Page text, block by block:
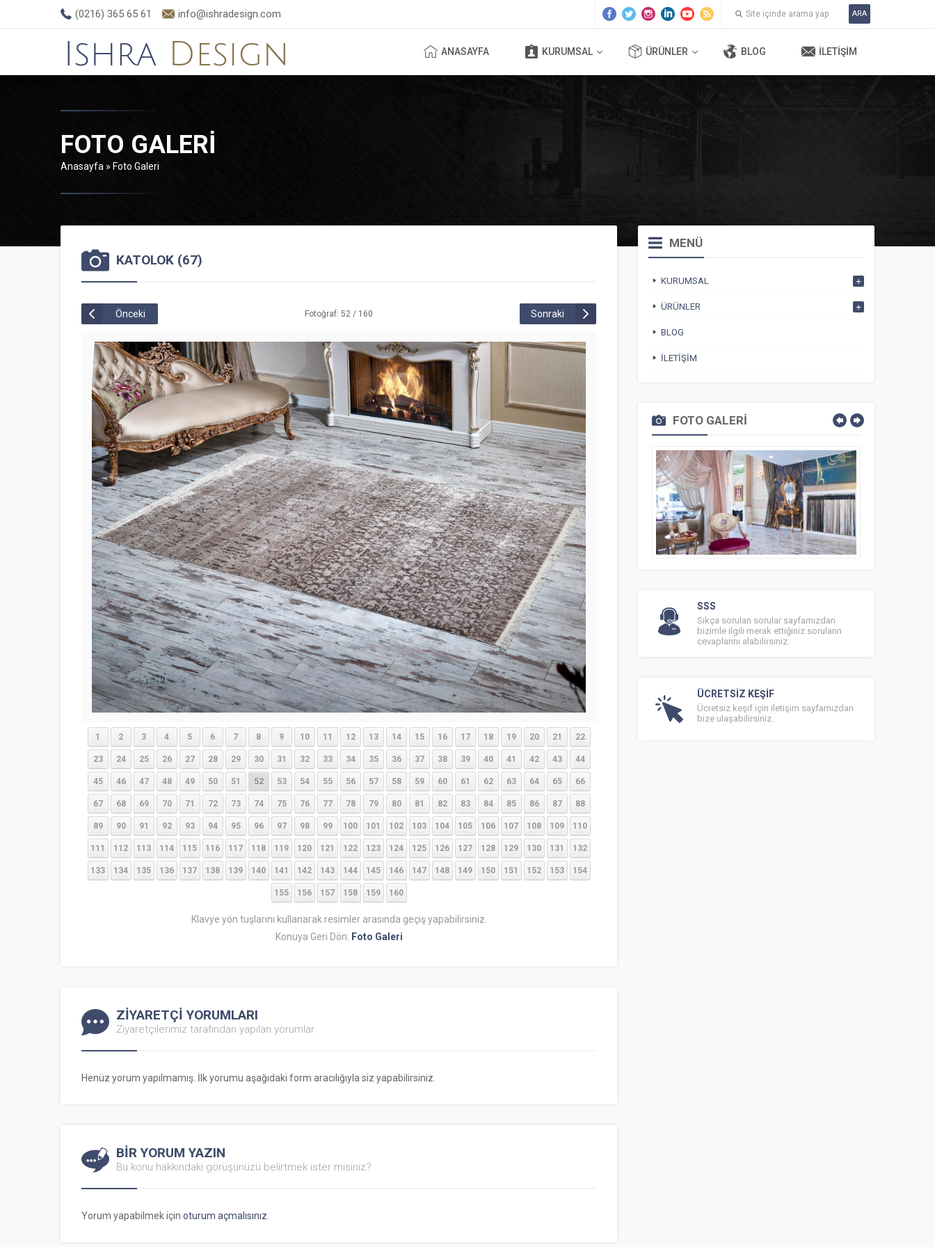
(0216) 365 65 61 info@ishradesign.com ARA
ANASAYFA KURUMSAL ÜRÜNLER BLOG İLETIŞIM
FOTO GALERI
Anasayfa » Foto Galeri
KATOLOK (67)
Önceki Fotoğraf: 52 / 160 Sonraki
1 2 3 4 5 6 7 8 9 10 11 12 13 14 15 16 17 18 19 20 21 22
23 24 25 26 27 28 29 30 31 32 33 34 35 36 37 38 39 40 41 42 43 44
45 46 47 48 49 50 51 52 53 54 55 56 57 58 59 60 61 62 63 64 65 66
67 68 69 70 71 72 73 74 75 76 77 78 79 80 81 82 83 84 85 86 87 88
89 90 91 92 93 94 95 96 97 98 99 100 101 102 103 104 105 106 107 108 109 110
111 112 113 114 115 116 117 118 119 120 121 122 123 124 125 126 127 128 129 130 131 132
133 134 135 136 137 138 139 140 141 142 143 144 145 146 147 148 149 150 151 152 153 154
155 156 157 158 159 160
Klavye yön tuşlarını kullanarak resimler arasında geçiş yapabilirsiniz.
Konuya Geri Dön: Foto Galeri
ZİYARETÇİ YORUMLARI
Ziyaretçilerimiz tarafından yapılan yorumlar
Henüz yorum yapılmamış. İlk yorumu aşağıdaki form aracılığıyla siz yapabilirsiniz.
BİR YORUM YAZIN
Bu konu hakkındaki görüşünüzü belirtmek ister misiniz?
Yorum yapabilmek için oturum açmalısınız.
MENÜ
KURUMSAL
ÜRÜNLER
BLOG
İLETIŞIM
FOTO GALERİ
SSS
Sıkça sorulan sorular sayfamızdan
bizimle ilgili merak ettiğiniz soruların
cevaplarını alabilirsiniz.
ÜCRETSİZ KEŞİF
Ücretsiz keşif için iletişim sayfamızdan
bize ulaşabilirsiniz.